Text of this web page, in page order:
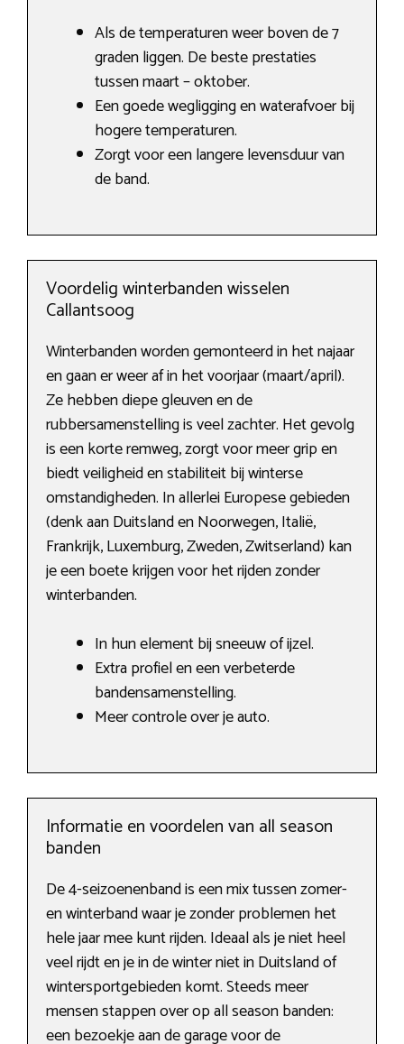
Als de temperaturen weer boven de 7
graden liggen. De beste prestaties
tussen maart – oktober.
Een goede wegligging en waterafvoer bij
hogere temperaturen.
Zorgt voor een langere levensduur van
de band.
Voordelig winterbanden wisselen
Callantsoog
Winterbanden worden gemonteerd in het najaar
en gaan er weer af in het voorjaar (maart/april).
Ze hebben diepe gleuven en de
rubbersamenstelling is veel zachter. Het gevolg
is een korte remweg, zorgt voor meer grip en
biedt veiligheid en stabiliteit bij winterse
omstandigheden. In allerlei Europese gebieden
(denk aan Duitsland en Noorwegen, Italië,
Frankrijk, Luxemburg, Zweden, Zwitserland) kan
je een boete krijgen voor het rijden zonder
winterbanden.
In hun element bij sneeuw of ijzel.
Extra profiel en een verbeterde
bandensamenstelling.
Meer controle over je auto.
Informatie en voordelen van all season
banden
De 4-seizoenenband is een mix tussen zomer-
en winterband waar je zonder problemen het
hele jaar mee kunt rijden. Ideaal als je niet heel
veel rijdt en je in de winter niet in Duitsland of
wintersportgebieden komt. Steeds meer
mensen stappen over op all season banden:
een bezoekje aan de garage voor de